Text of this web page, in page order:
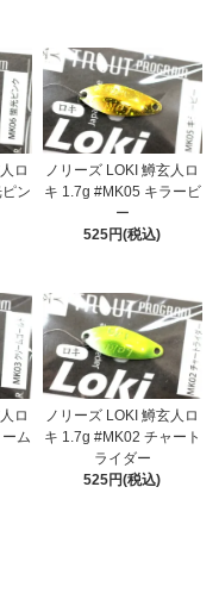
ロ
ン
ノリーズ LOKI 鱒玄人ロ
キ 1.7g #MK05 キラービ
ー
525円(税込)
ロ
ム
ノリーズ LOKI 鱒玄人ロ
キ 1.7g #MK02 チャート
ライダー
525円(税込)